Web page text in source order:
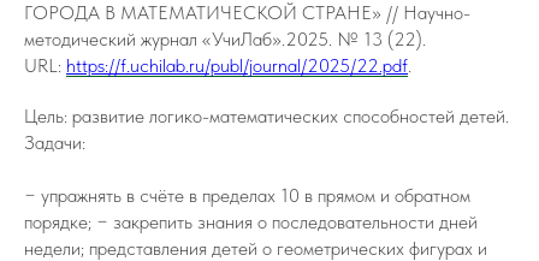
ГОРОДА В МАТЕМАТИЧЕСКОЙ СТРАНЕ» // Научно-
методический журнал «УчиЛаб».2025. № 13 (22).
URL: https://f.uchilab.ru/publ/journal/2025/22.pdf.
Цель: развитие логико-математических способностей детей.
Задачи:
− упражнять в счёте в пределах 10 в прямом и обратном
порядке; − закрепить знания о последовательности дней
недели; представления детей о геометрических фигурах и